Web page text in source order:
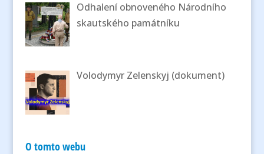
Odhalení obnoveného Národního
skautského památníku
Volodymyr Zelenskyj (dokument)
O tomto webu